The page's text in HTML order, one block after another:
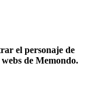
el personaje de
de Memondo.